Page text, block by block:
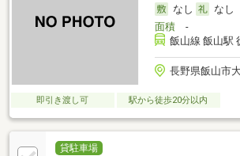
なし
なし
面積-
飯山線 飯山駅
長野県飯山市
即引き渡し可 駅から徒歩20分以内
貸駐車場